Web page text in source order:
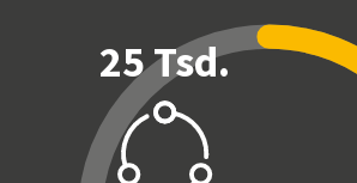
25 Tsd.